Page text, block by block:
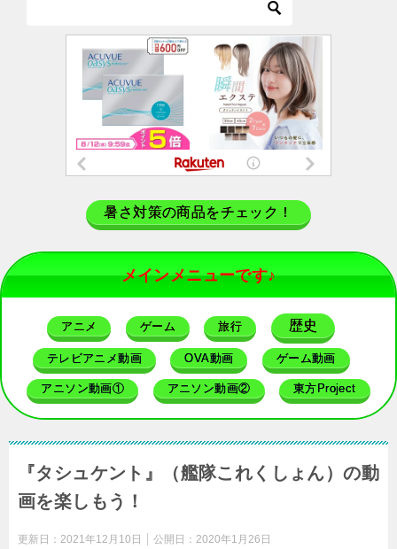
暑さ対策の商品をチェック！
メインメニューです♪
アニメ ゲーム 旅行 歴史
テレビアニメ動画 OVA動画 ゲーム動画
アニソン動画① アニソン動画② 東方Project
『タシュケント』（艦隊これくしょん）の動
画を楽しもう！
更新日： 2021年12月10日 公開日： 2020年1月26日